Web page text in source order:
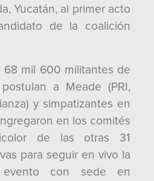
Yucatán, al primer acto
de la coalición
68 mil 600 militantes de
a Meade (PRI,
y simpatizantes en
en los comités
de las otras 31
para seguir en vivo la
evento con sede en